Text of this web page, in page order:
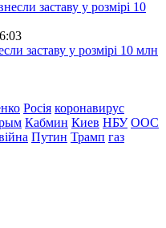
заставу у розмірі 10 млн
Росія коронавирус
Кабмин Киев НБУ ООС
Путин Трамп газ